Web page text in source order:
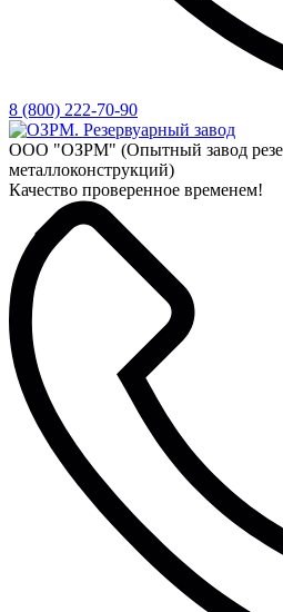
8 (800) 222-70-90
ООО "ОЗРМ" (Опытный завод
металлоконструкций)
Качество проверенное временем!